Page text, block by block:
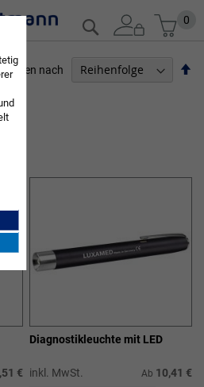
Zum
Inhalt
0
Suche
nach
€
Diagnostikleuchte mit LED
inkl. MwSt. Ab 10,41 €